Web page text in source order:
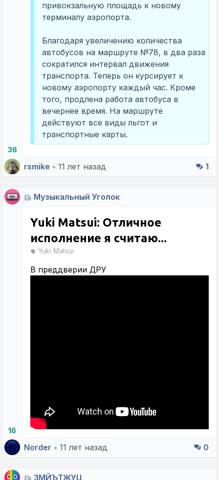
36
привокзальную площадь к новому
терминалу аэропорта.
Благодаря увеличению количества
автобусов на маршруте №78, в два раза
сократился интервал движения
транспорта. Теперь он курсирует к
новому аэропорту каждый час. Кроме
того, продлена работа автобуса в
вечернее время. На маршруте
действуют все виды льгот и
транспортные карты.
rsmike • 11 лет назад 1
Музыкальный Уголок
16
Yuki Matsui: Отличное
исполнение я считаю...
Yuki Matsui
В преддверии ДРУ
Norder • 11 лет назад 0
ЗМЙЪТЖУЦ